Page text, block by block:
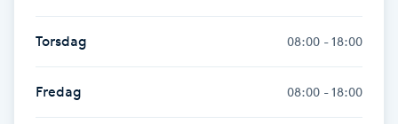
Fransfärgning
Fransförlängning
Torsdag 08:00 - 18:00
Fredag 08:00 - 18:00